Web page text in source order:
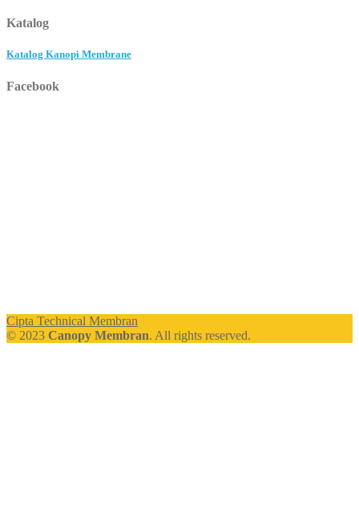
Katalog
Katalog Kanopi Membrane
Facebook
Cipta Technical Membran
© 2023 Canopy Membran. All rights reserved.